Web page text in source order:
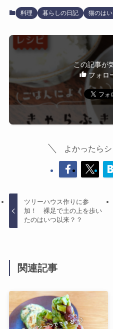
料理 暮らしの日記 猫のは
この記事が
フォロ
よかったら
ツリーハウス作りに参
加！ 裸足で土の上を歩い
たのはいつ以来？？
関連記事